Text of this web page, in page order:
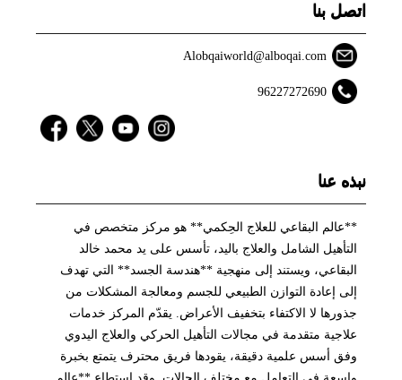
اتصل بنا
Alobqaiworld@alboqai.com
96227272690
نبذه عنا
**عالم البقاعي للعلاج الحِكمي** هو مركز متخصص في
التأهيل الشامل والعلاج باليد، تأسس على يد محمد خالد
البقاعي، ويستند إلى منهجية **هندسة الجسد** التي تهدف
إلى إعادة التوازن الطبيعي للجسم ومعالجة المشكلات من
جذورها لا الاكتفاء بتخفيف الأعراض. يقدّم المركز خدمات
علاجية متقدمة في مجالات التأهيل الحركي والعلاج اليدوي
وفق أسس علمية دقيقة، يقودها فريق محترف يتمتع بخبرة